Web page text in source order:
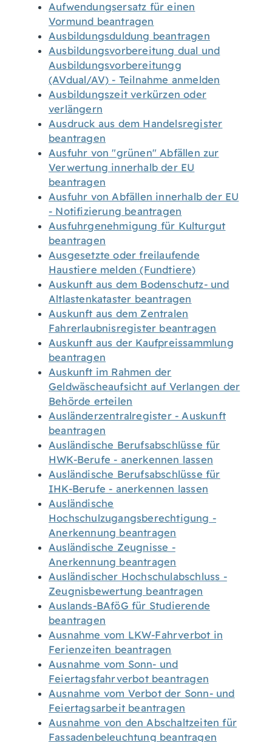
Aufwendungsersatz für einen
Vormund beantragen
Ausbildungsduldung beantragen
Ausbildungsvorbereitung dual und
Ausbildungsvorbereitungg
(AVdual/AV) - Teilnahme anmelden
Ausbildungszeit verkürzen oder
verlängern
Ausdruck aus dem Handelsregister
beantragen
Ausfuhr von "grünen" Abfällen zur
Verwertung innerhalb der EU
beantragen
Ausfuhr von Abfällen innerhalb der EU
- Notifizierung beantragen
Ausfuhrgenehmigung für Kulturgut
beantragen
Ausgesetzte oder freilaufende
Haustiere melden (Fundtiere)
Auskunft aus dem Bodenschutz- und
Altlastenkataster beantragen
Auskunft aus dem Zentralen
Fahrerlaubnisregister beantragen
Auskunft aus der Kaufpreissammlung
beantragen
Auskunft im Rahmen der
Geldwäscheaufsicht auf Verlangen der
Behörde erteilen
Ausländerzentralregister - Auskunft
beantragen
Ausländische Berufsabschlüsse für
HWK-Berufe - anerkennen lassen
Ausländische Berufsabschlüsse für
IHK-Berufe - anerkennen lassen
Ausländische
Hochschulzugangsberechtigung -
Anerkennung beantragen
Ausländische Zeugnisse -
Anerkennung beantragen
Ausländischer Hochschulabschluss -
Zeugnisbewertung beantragen
Auslands-BAföG für Studierende
beantragen
Ausnahme vom LKW-Fahrverbot in
Ferienzeiten beantragen
Ausnahme vom Sonn- und
Feiertagsfahrverbot beantragen
Ausnahme vom Verbot der Sonn- und
Feiertagsarbeit beantragen
Ausnahme von den Abschaltzeiten für
Fassadenbeleuchtung beantragen